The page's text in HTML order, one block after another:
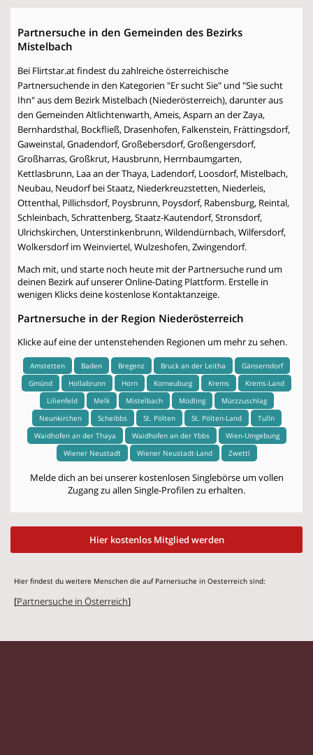
Partnersuche in den Gemeinden des Bezirks
Mistelbach
Bei Flirtstar.at findest du zahlreiche österreichische
Partnersuchende in den Kategorien "Er sucht Sie" und "Sie sucht
Ihn" aus dem Bezirk Mistelbach (Niederösterreich), darunter aus
den Gemeinden Altlichtenwarth, Ameis, Asparn an der Zaya,
Bernhardsthal, Bockfließ, Drasenhofen, Falkenstein, Frättingsdorf,
Gaweinstal, Gnadendorf, Großebersdorf, Großengersdorf,
Großharras, Großkrut, Hausbrunn, Herrnbaumgarten,
Kettlasbrunn, Laa an der Thaya, Ladendorf, Loosdorf, Mistelbach,
Neubau, Neudorf bei Staatz, Niederkreuzstetten, Niederleis,
Ottenthal, Pillichsdorf, Poysbrunn, Poysdorf, Rabensburg, Reintal,
Schleinbach, Schrattenberg, Staatz-Kautendorf, Stronsdorf,
Ulrichskirchen, Unterstinkenbrunn, Wildendürnbach, Wilfersdorf,
Wolkersdorf im Weinviertel, Wulzeshofen, Zwingendorf.
Mach mit, und starte noch heute mit der Partnersuche rund um
deinen Bezirk auf unserer Online-Dating Plattform. Erstelle in
wenigen Klicks deine kostenlose Kontaktanzeige.
Partnersuche in der Region Niederösterreich
Klicke auf eine der untenstehenden Regionen um mehr zu sehen.
Amstetten Baden Bregenz Bruck an der Leitha
Gänserndorf
Gmünd
Hollabrunn Horn Korneuburg Krems
Krems-Land
Lilienfeld
Melk Mistelbach Mödling
Mürzzuschlag
Neunkirchen
Scheibbs St. Pölten St. Pölten-Land
Tulln
Waidhofen an der Thaya
Waidhofen an der Ybbs
Wien-Umgebung
Wiener Neustadt
Wiener Neustadt-Land Zwettl
Melde dich an bei unserer kostenlosen Singlebörse um vollen
Zugang zu allen Single-Profilen zu erhalten.
Hier kostenlos Mitglied werden
Hier findest du weitere Menschen die auf Parnersuche in Oesterreich sind:
[Partnersuche in Österreich]